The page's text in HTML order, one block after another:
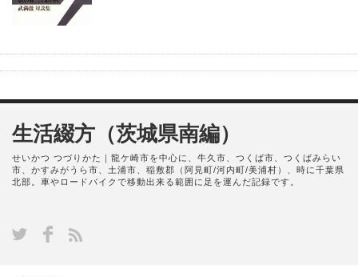
生活綴方（茨城県南編）
せいかつ つづりかた｜龍ケ崎市を中心に、牛久市、つくば市、つくばみらい
市、かすみがうら市、土浦市、稲敷郡（阿見町/河内町/美浦村）、時に千葉県
北部。車やロードバイクで移動出来る範囲に足を運んだ記録です。